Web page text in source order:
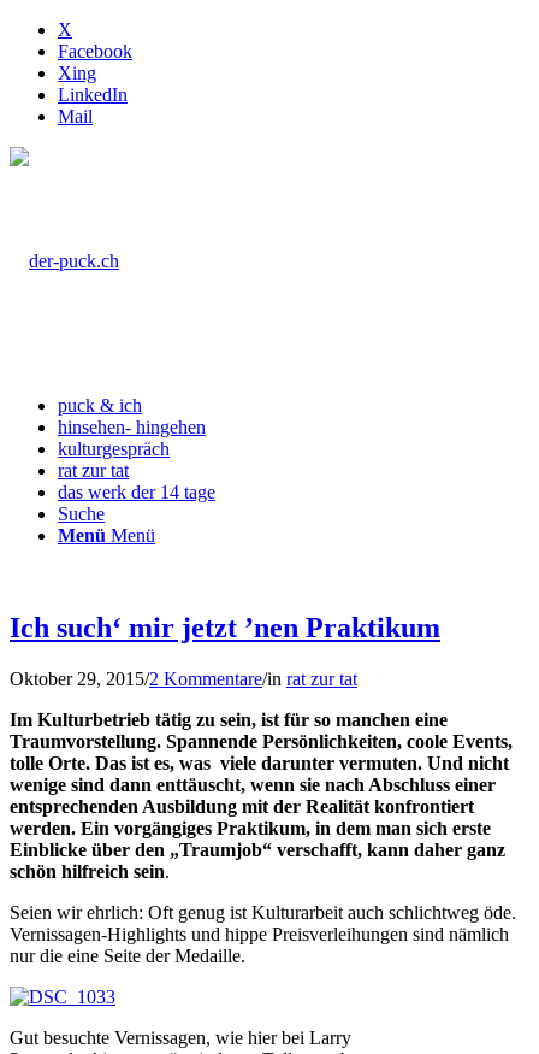
X
Facebook
Xing
LinkedIn
Mail
puck & ich
hinsehen- hingehen
kulturgespräch
rat zur tat
das werk der 14 tage
Suche
Menü Menü
Ich such‘ mir jetzt ’nen Praktikum
Oktober 29, 2015/2 Kommentare/in rat zur tat
Im Kulturbetrieb tätig zu sein, ist für so manchen eine
Traumvorstellung. Spannende Persönlichkeiten, coole Events,
tolle Orte. Das ist es, was viele darunter vermuten. Und nicht
wenige sind dann enttäuscht, wenn sie nach Abschluss einer
entsprechenden Ausbildung mit der Realität konfrontiert
werden. Ein vorgängiges Praktikum, in dem man sich erste
Einblicke über den „Traumjob“ verschafft, kann daher ganz
schön hilfreich sein.
Seien wir ehrlich: Oft genug ist Kulturarbeit auch schlichtweg öde.
Vernissagen-Highlights und hippe Preisverleihungen sind nämlich
nur die eine Seite der Medaille.
Gut besuchte Vernissagen, wie hier bei Larry